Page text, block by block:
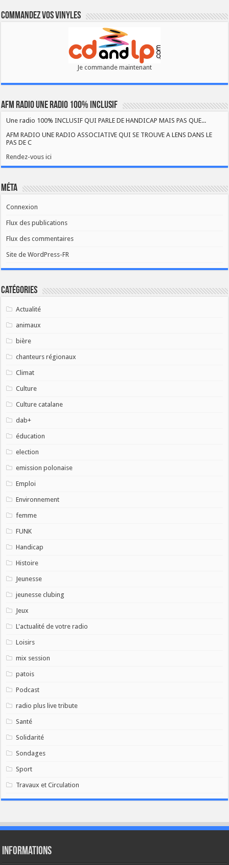
Commandez vos vinyles
Je commande maintenant
AFM RADIO UNE RADIO 100% INCLUSIF
Une radio 100% INCLUSIF QUI PARLE DE HANDICAP MAIS PAS QUE...
AFM RADIO UNE RADIO ASSOCIATIVE QUI SE TROUVE A LENS DANS LE
PAS DE C
Rendez-vous ici
Méta
Connexion
Flux des publications
Flux des commentaires
Site de WordPress-FR
Catégories
Actualité
animaux
bière
chanteurs régionaux
Climat
Culture
Culture catalane
dab+
éducation
election
emission polonaise
Emploi
Environnement
femme
FUNK
Handicap
Histoire
Jeunesse
jeunesse clubing
Jeux
L'actualité de votre radio
Loisirs
mix session
patois
Podcast
radio plus live tribute
Santé
Solidarité
Sondages
Sport
Travaux et Circulation
Informations